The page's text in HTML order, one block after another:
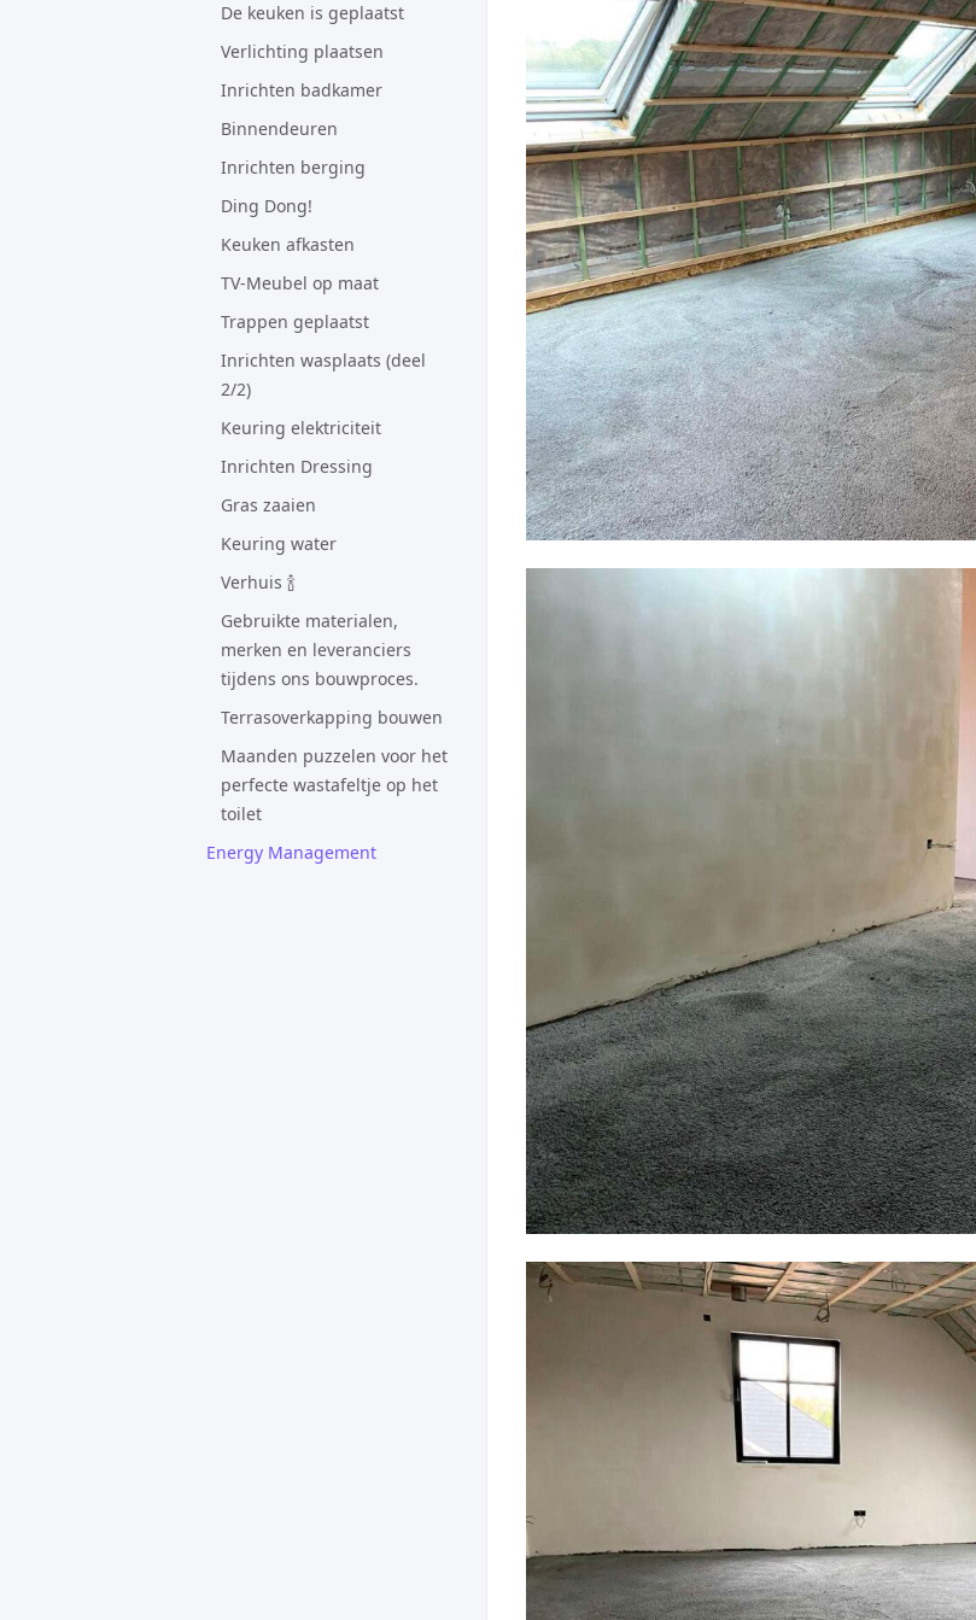
De keuken is geplaatst
Verlichting plaatsen
Inrichten badkamer
Binnendeuren
Inrichten berging
Ding Dong!
Keuken afkasten
TV-Meubel op maat
Trappen geplaatst
Inrichten wasplaats (deel
2/2)
Keuring elektriciteit
Inrichten Dressing
Gras zaaien
Keuring water
Verhuis 🍾
Gebruikte materialen,
merken en leveranciers
tijdens ons bouwproces.
Terrasoverkapping bouwen
Maanden puzzelen voor het
perfecte wastafeltje op het
toilet
Energy Management